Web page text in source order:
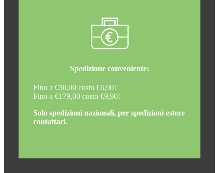
Spedizione conveniente:
Fino a €30,00 costo €6,90!
Fino a €179,00 costo €9,90!
Solo spedizioni nazionali, per spedizioni estere
contattaci.